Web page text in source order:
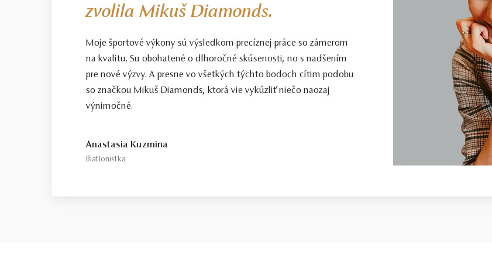
zvolila Mikuš Diamonds.
Moje športové výkony sú výsledkom precíznej práce so zámerom
na kvalitu. Su obohatené o dlhoročné skúsenosti, no s nadšením
pre nové výzvy. A presne vo všetkých týchto bodoch cítim podobu
so značkou Mikuš Diamonds, ktorá vie vykúzliť niečo naozaj
výnimočné.
Anastasia Kuzmina
Biatlonistka